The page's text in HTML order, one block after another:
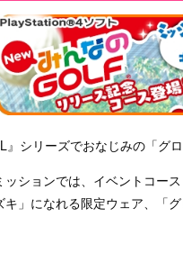
シリーズでおなじみの「グロ
ションでは、イベントコー
」になれる限定ウェア、「